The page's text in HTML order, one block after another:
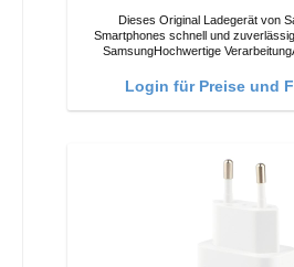
Dieses Original Ladegerät von
Smartphones schnell und zuverlässig
SamsungHochwertige
Login für Preise und